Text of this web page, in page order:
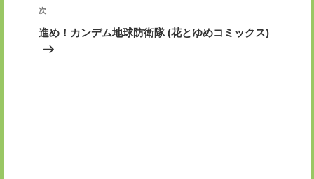
ビ
ゲ
ー
稿
次
の
次
進め！カンデム地球防衛隊 (花とゆめコミックス)